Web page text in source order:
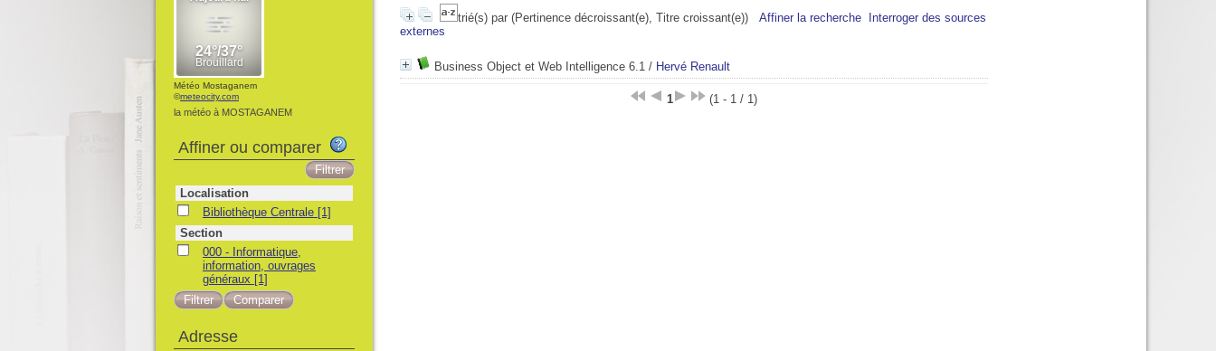
trié(s) par (Pertinence décroissant(e), Titre croissant(e)) Affiner la recherche
Interroger des sources
externes
Business Object et Web Intelligence 6.1 / Hervé Renault
1 (1 - 1 / 1)
Météo Mostaganem
©meteocity.com
la météo à MOSTAGANEM
Affiner ou comparer
Localisation
Bibliothèque Centrale [1]
Section
000 - Informatique,
information, ouvrages
généraux [1]
Adresse